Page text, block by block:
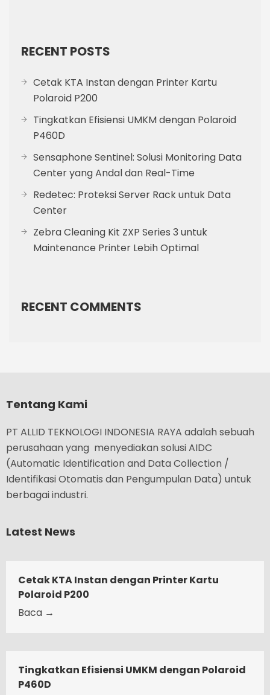
RECENT POSTS
Cetak KTA Instan dengan Printer Kartu
Polaroid P200
Tingkatkan Efisiensi UMKM dengan Polaroid
P460D
Sensaphone Sentinel: Solusi Monitoring Data
Center yang Andal dan Real-Time
Redetec: Proteksi Server Rack untuk Data
Center
Zebra Cleaning Kit ZXP Series 3 untuk
Maintenance Printer Lebih Optimal
RECENT COMMENTS
Tentang Kami
PT ALLID TEKNOLOGI INDONESIA RAYA adalah sebuah
perusahaan yang menyediakan solusi AIDC
(Automatic Identification and Data Collection /
Identifikasi Otomatis dan Pengumpulan Data) untuk
berbagai industri.
Latest News
Cetak KTA Instan dengan Printer Kartu
Polaroid P200
Baca →
Tingkatkan Efisiensi UMKM dengan Polaroid
P460D